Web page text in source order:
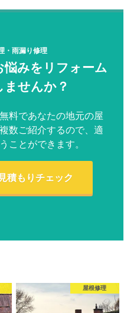
・雨漏り修理
悩みをリフォーム
ませんか？
料であなたの地元の屋
数ご紹介するので、適
ことができます。
積もりチェック
屋根修理